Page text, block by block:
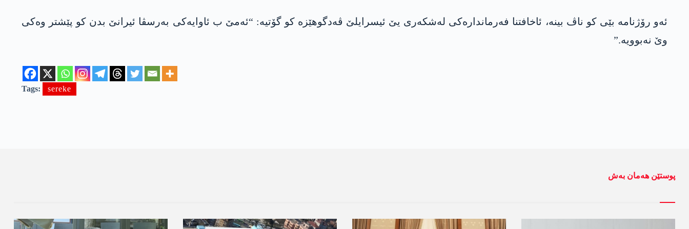
ئەو رۆژنامە بێی کو ناڤ بینە، ئاخافتنا فەرماندارەکی لەشکەری یێ ئیسرایلێ ڤەدگوھێزە کو گۆتیە: “ئەمێ ب ئاوایەکی بەرسڤا ئیرانێ بدن کو پێشتر وەکی
وێ نەبوویە.”
Tags: sereke
پوستێن ھەمان بەش